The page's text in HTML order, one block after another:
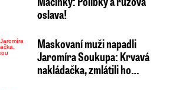
oslava!
Maskovaní muži napadli
Jaromíra Soukupa: Krvavá
nakládačka, zmlátili ho…